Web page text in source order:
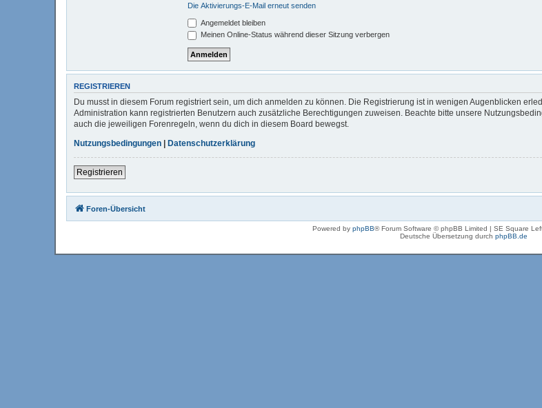
Die Aktivierungs-E-Mail erneut senden
Angemeldet bleiben
Meinen Online-Status während dieser Sitzung verbergen
REGISTRIEREN
Du musst in diesem Forum registriert sein, um dich anmelden zu können. Die Registrierung ist in wenigen Augenblicken
Administration kann registrierten Benutzern auch zusätzliche Berechtigungen zuweisen. Beachte bitte unsere
auch die jeweiligen Forenregeln, wenn du dich in diesem Board bewegst.
Nutzungsbedingungen
Datenschutzerklärung
Registrieren
Foren-Übersicht
Powered by phpBB® Forum Software © phpBB Limited | SE Square
Deutsche Übersetzung durch phpBB.de